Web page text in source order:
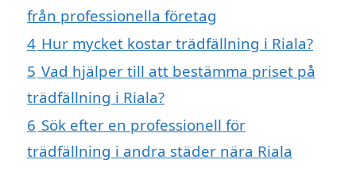
från professionella företag
4 Hur mycket kostar trädfällning i Riala?
5 Vad hjälper till att bestämma priset på
trädfällning i Riala?
6 Sök efter en professionell för
trädfällning i andra städer nära Riala